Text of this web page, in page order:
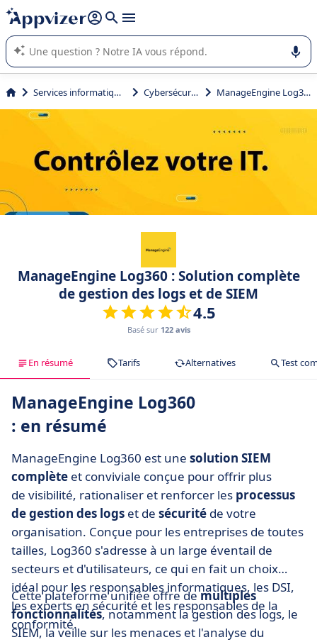
répondre (plusieurs lignes avec
L'IA de Appvizer vous guide dans l'utilisation ou la sélection de
logiciel SaaS en entreprise.
Services informatiques Cybersécurité ManageEngine Log360
ManageEngine Log360 : Solution complète
de gestion des logs et de SIEM
4.5
Basé sur 122 avis
En résumé Tarifs Alternatives Test
ManageEngine Log360
: en résumé
ManageEngine Log360 est une solution SIEM
complète et conviviale conçue pour offrir plus
de visibilité, rationaliser et renforcer les processus
de gestion des logs et de sécurité de votre
organisation. Conçue pour les entreprises de toutes
tailles, Log360 s'adresse à un large éventail de
secteurs et d'utilisateurs, ce qui en fait un choix
idéal pour les responsables informatiques, les DSI,
les experts en sécurité et les responsables de la
conformité.
Cette plateforme unifiée offre demultiples
fonctionnalités, notamment la gestion des logs, le
SIEM, la veille sur les menaces et l'analyse du